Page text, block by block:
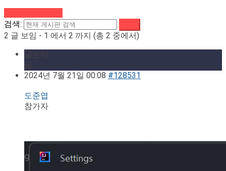
검색:
2 글 보임 - 1 에서 2 까지 (총 2 중에서)
2024년 7월 21일 00:08 #128531
도준엽
참가자